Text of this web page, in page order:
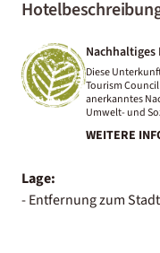
Nachhaltiges
Diese
Tourism
anerkanntes
Umwelt- und
WEITERE
Lage:
- Entfernung zum